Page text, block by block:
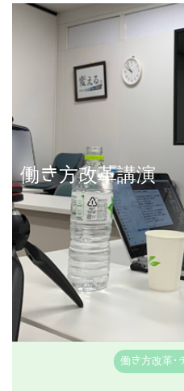
働き方改革講演
講演
働き方改革･